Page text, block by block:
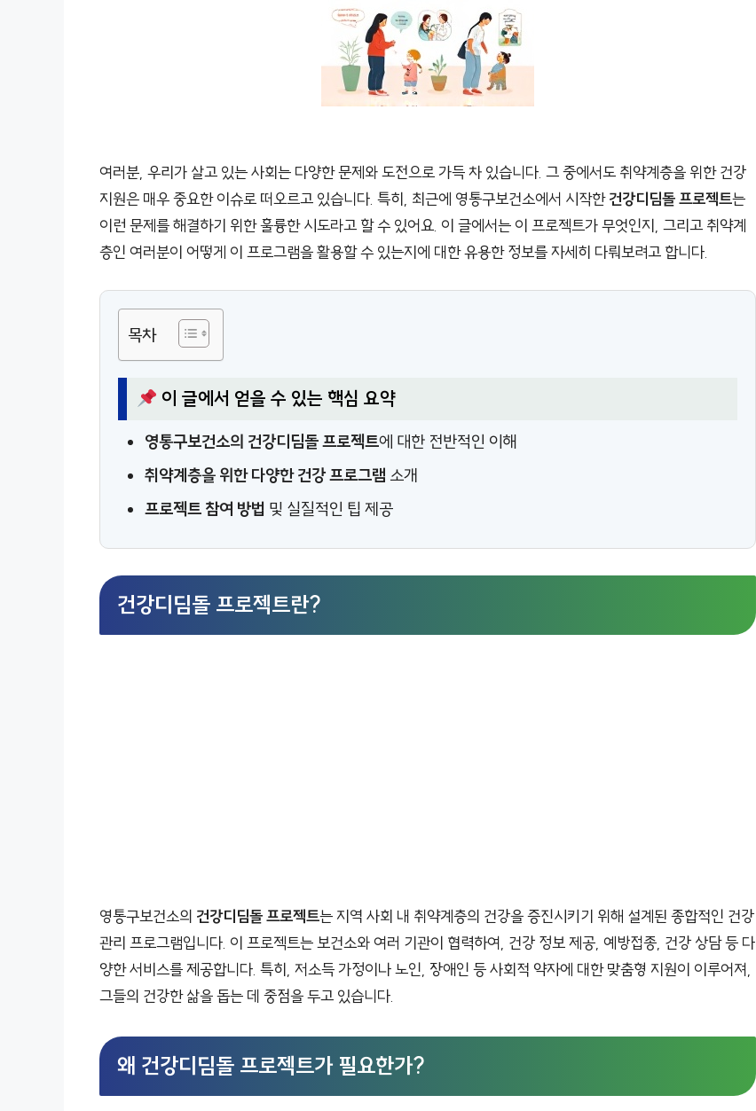
여러분, 우리가 살고 있는 사회는 다양한 문제와 도전으로 가득 차 있습니다. 그 중에서도 취약계층을 위한 건강
지원은 매우 중요한 이슈로 떠오르고 있습니다. 특히, 최근에 영통구보건소에서 시작한건강디딤돌 프로젝트는
이런 문제를 해결하기 위한 훌륭한 시도라고 할 수 있어요. 이 글에서는 이 프로젝트가 무엇인지, 그리고 취약계
층인 여러분이 어떻게 이 프로그램을 활용할 수 있는지에 대한 유용한 정보를 자세히 다뤄보려고 합니다.
목차
이 글에서 얻을 수 있는 핵심 요약
영통구보건소의 건강디딤돌 프로젝트에 대한 전반적인 이해
취약계층을 위한 다양한 건강 프로그램 소개
프로젝트 참여 방법 및 실질적인 팁 제공
건강디딤돌 프로젝트란?
영통구보건소의 건강디딤돌 프로젝트는 지역 사회 내 취약계층의 건강을 증진시키기 위해 설계된 종합적인 건강
관리 프로그램입니다. 이 프로젝트는 보건소와 여러 기관이 협력하여, 건강 정보 제공, 예방접종, 건강 상담 등 다
양한 서비스를 제공합니다. 특히, 저소득 가정이나 노인, 장애인 등 사회적 약자에 대한 맞춤형 지원이 이루어져,
그들의 건강한 삶을 돕는 데 중점을 두고 있습니다.
왜 건강디딤돌 프로젝트가 필요한가?